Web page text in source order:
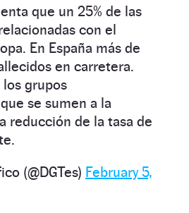
que un 25% de las
con el
En España más de
en carretera.
los grupos
se sumen a la
reducción de la tasa de
(@DGTes) February 5,